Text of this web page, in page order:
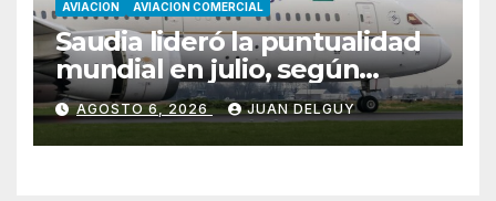
AVIACION AVIACION COMERCIAL
Saudia lideró la puntualidad
mundial en julio, según
Cirium
AGOSTO 6, 2026 JUAN DELGUY